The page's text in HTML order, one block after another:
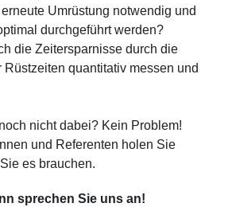
Umrüstung notwendig und
durchgeführt werden?
die Zeitersparnisse durch die
Rüstzeiten quantitativ messen und
nicht dabei? Kein Problem!
und Referenten holen Sie
es brauchen.
sprechen Sie uns an!